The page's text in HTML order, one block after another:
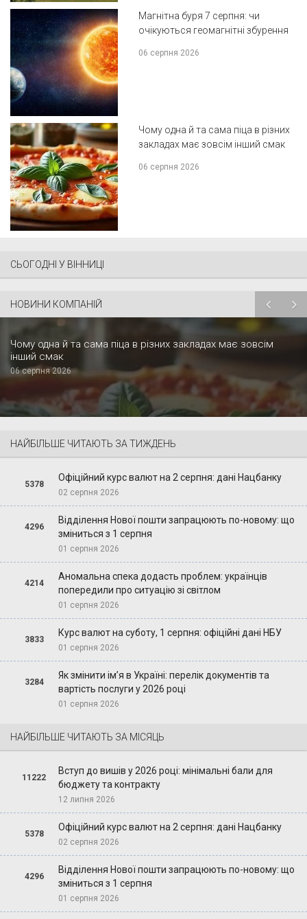
Магнітна буря 7 серпня: чи
очікуються геомагнітні збурення
06 серпня 2026
Чому одна й та сама піца в різних
закладах має зовсім інший смак
06 серпня 2026
СЬОГОДНІ У ВІННИЦІ
НОВИНИ КОМПАНІЙ
Чому одна й та сама піца в різних закладах має зовсім
інший смак
06 серпня 2026
НАЙБІЛЬШЕ ЧИТАЮТЬ ЗА ТИЖДЕНЬ
5378
Офіційний курс валют на 2 серпня: дані Нацбанку
02 серпня 2026
4296
Відділення Нової пошти запрацюють по-новому: що
зміниться з 1 серпня
01 серпня 2026
4214
Аномальна спека додасть проблем: українців
попередили про ситуацію зі світлом
01 серпня 2026
3833
Курс валют на суботу, 1 серпня: офіційні дані НБУ
01 серпня 2026
3284
Як змінити ім’я в Україні: перелік документів та
вартість послуги у 2026 році
01 серпня 2026
НАЙБІЛЬШЕ ЧИТАЮТЬ ЗА МІСЯЦЬ
11222
Вступ до вишів у 2026 році: мінімальні бали для
бюджету та контракту
12 липня 2026
5378
Офіційний курс валют на 2 серпня: дані Нацбанку
02 серпня 2026
4296
Відділення Нової пошти запрацюють по-новому: що
зміниться з 1 серпня
01 серпня 2026